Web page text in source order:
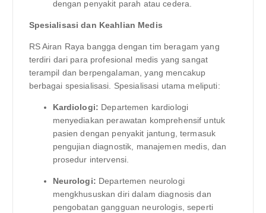
dengan penyakit parah atau cedera.
Spesialisasi dan Keahlian Medis
RS Airan Raya bangga dengan tim beragam yang
terdiri dari para profesional medis yang sangat
terampil dan berpengalaman, yang mencakup
berbagai spesialisasi. Spesialisasi utama meliputi:
Kardiologi: Departemen kardiologi
menyediakan perawatan komprehensif untuk
pasien dengan penyakit jantung, termasuk
pengujian diagnostik, manajemen medis, dan
prosedur intervensi.
Neurologi: Departemen neurologi
mengkhususkan diri dalam diagnosis dan
pengobatan gangguan neurologis, seperti